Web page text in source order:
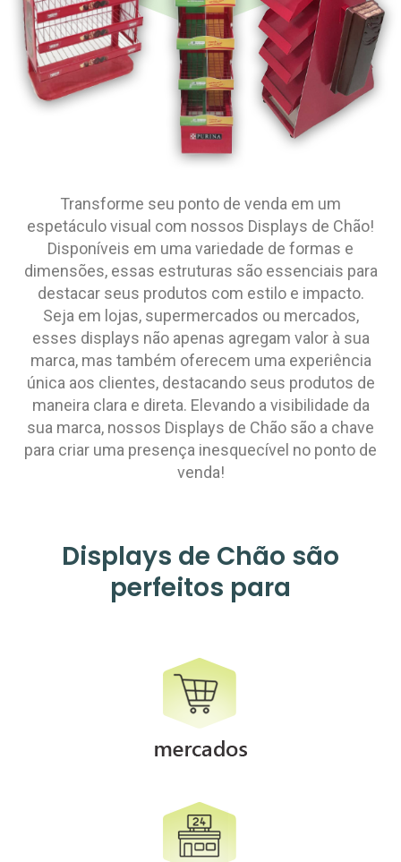
Transforme seu ponto de venda em um
espetáculo visual com nossos Displays de Chão!
Disponíveis em uma variedade de formas e
dimensões, essas estruturas são essenciais para
destacar seus produtos com estilo e impacto.
Seja em lojas, supermercados ou mercados,
esses displays não apenas agregam valor à sua
marca, mas também oferecem uma experiência
única aos clientes, destacando seus produtos de
maneira clara e direta. Elevando a visibilidade da
sua marca, nossos Displays de Chão são a chave
para criar uma presença inesquecível no ponto de
venda!
Displays de Chão são
perfeitos para